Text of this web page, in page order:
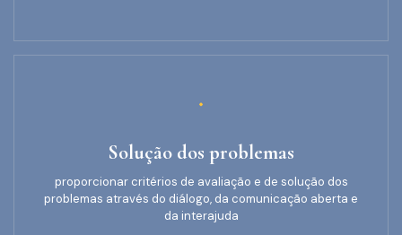
Solução dos problemas
proporcionar critérios de avaliação e de solução dos
problemas através do diálogo, da comunicação aberta e
da interajuda